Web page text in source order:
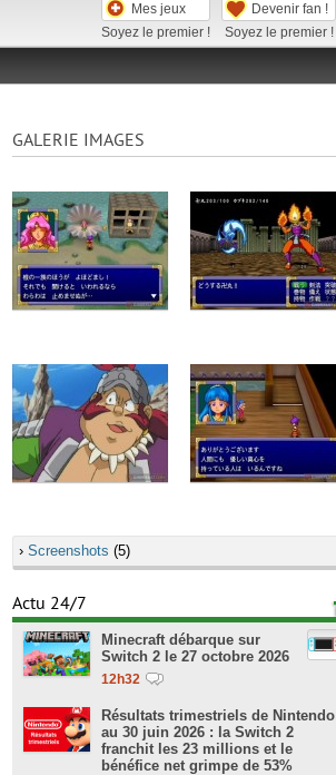
Mes jeux
Soyez le premier !
Devenir fan !
Soyez le premier !
GALERIE IMAGES
› Screenshots (5)
Actu 24/7
Minecraft débarque sur
Switch 2 le 27 octobre 2026
12h32
Résultats trimestriels de Nintendo
au 30 juin 2026 : la Switch 2
franchit les 23 millions et le
bénéfice net grimpe de 53%